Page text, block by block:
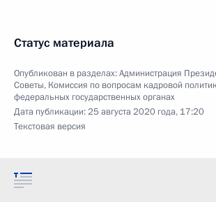
Статус материала
Опубликован в разделах:Администрация
Советы, Комиссия по вопросам кадровой
федеральных государственных органах
Дата публикации:25 августа 2020 года, 17:20
Текстовая версия